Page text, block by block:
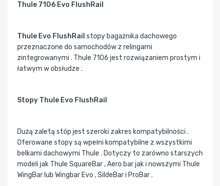
Thule 7106 Evo FlushRail
Thule Evo FlushRail stopy bagażnika dachowego
przeznaczone do samochodów z relingami
zintegrowanymi . Thule 7106 jest rozwiązaniem prostym i
łatwym w obsłudze .
Stopy Thule Evo FlushRail
Dużą zaletą stóp jest szeroki zakres kompatybilności .
Oferowane stopy są wpełni kompatybilne z wszystkimi
belkami dachowymi Thule . Dotyczy to zarówno starszych
modeli jak Thule SquareBar , Aero bar jak i nowszymi Thule
WingBar lub Wingbar Evo , SildeBar i ProBar .